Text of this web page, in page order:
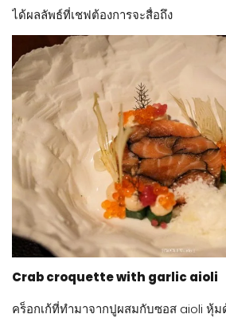
ได้ผลลัพธ์ที่เชฟต้องการจะสื่อถึง
Crab croquette with garlic aioli
คร็อกเก้ที่ทำมาจากปูผสมกับซอส aioli หุ้